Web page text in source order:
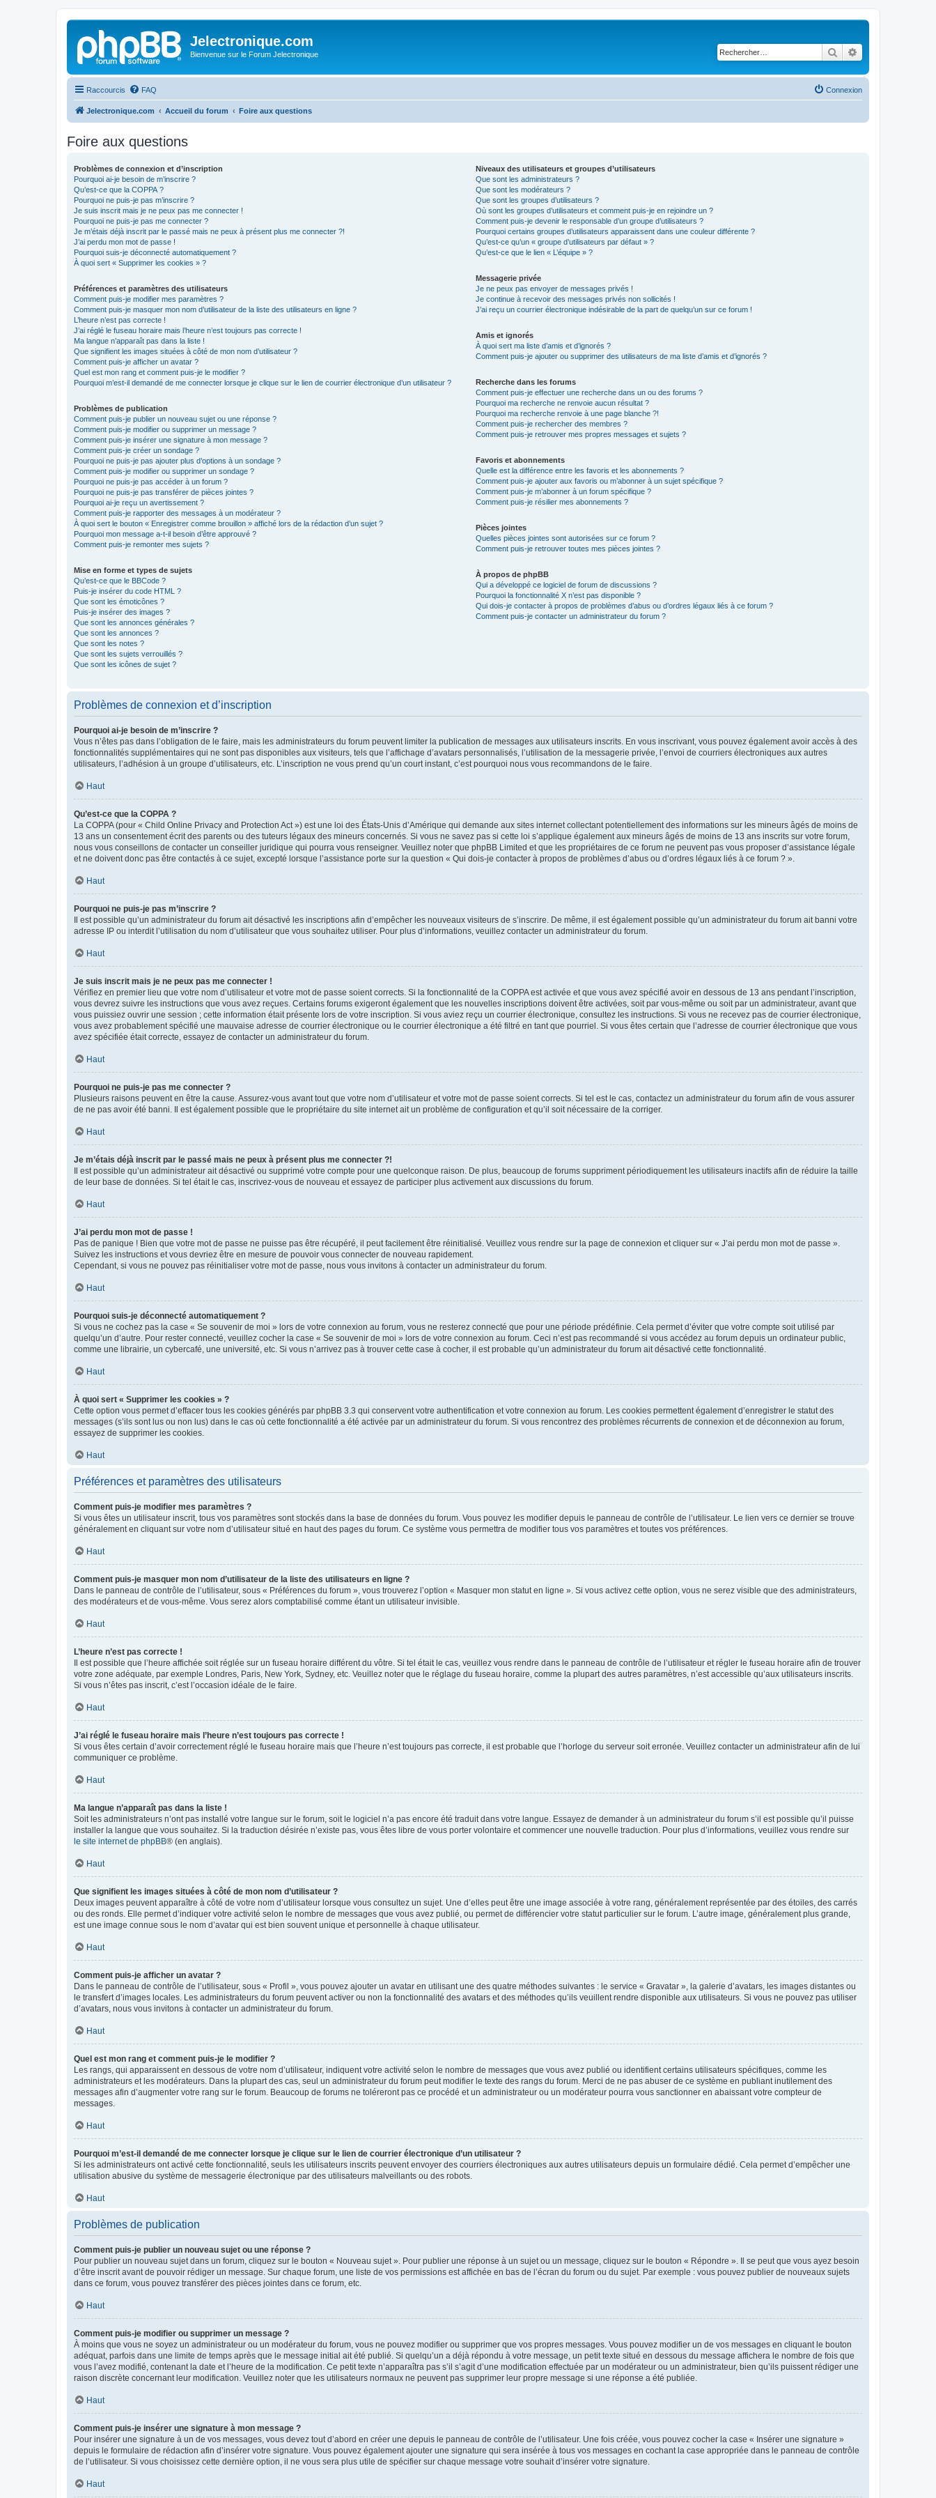
Jelectronique.com
Bienvenue sur le Forum Jelectronique Rechercher
Raccourcis FAQ Connexion
Jelectronique.com Accueil du forum Foire aux questions
Foire aux questions
Problèmes de connexion et d’inscription
Pourquoi ai-je besoin de m’inscrire ?
Qu’est-ce que la COPPA ?
Pourquoi ne puis-je pas m’inscrire ?
Je suis inscrit mais je ne peux pas me connecter !
Pourquoi ne puis-je pas me connecter ?
Je m’étais déjà inscrit par le passé mais ne peux à présent plus me connecter ?!
J’ai perdu mon mot de passe !
Pourquoi suis-je déconnecté automatiquement ?
À quoi sert « Supprimer les cookies » ?
Préférences et paramètres des utilisateurs
Comment puis-je modifier mes paramètres ?
Comment puis-je masquer mon nom d’utilisateur de la liste des utilisateurs en ligne ?
L’heure n’est pas correcte !
J’ai réglé le fuseau horaire mais l’heure n’est toujours pas correcte !
Ma langue n’apparaît pas dans la liste !
Que signifient les images situées à côté de mon nom d’utilisateur ?
Comment puis-je afficher un avatar ?
Quel est mon rang et comment puis-je le modifier ?
Pourquoi m’est-il demandé de me connecter lorsque je clique sur le lien de courrier électronique d’un utilisateur ?
Problèmes de publication
Comment puis-je publier un nouveau sujet ou une réponse ?
Comment puis-je modifier ou supprimer un message ?
Comment puis-je insérer une signature à mon message ?
Comment puis-je créer un sondage ?
Pourquoi ne puis-je pas ajouter plus d’options à un sondage ?
Comment puis-je modifier ou supprimer un sondage ?
Pourquoi ne puis-je pas accéder à un forum ?
Pourquoi ne puis-je pas transférer de pièces jointes ?
Pourquoi ai-je reçu un avertissement ?
Comment puis-je rapporter des messages à un modérateur ?
À quoi sert le bouton « Enregistrer comme brouillon » affiché lors de la rédaction d’un sujet ?
Pourquoi mon message a-t-il besoin d’être approuvé ?
Comment puis-je remonter mes sujets ?
Mise en forme et types de sujets
Qu’est-ce que le BBCode ?
Puis-je insérer du code HTML ?
Que sont les émoticônes ?
Puis-je insérer des images ?
Que sont les annonces générales ?
Que sont les annonces ?
Que sont les notes ?
Que sont les sujets verrouillés ?
Que sont les icônes de sujet ?
Niveaux des utilisateurs et groupes d’utilisateurs
Que sont les administrateurs ?
Que sont les modérateurs ?
Que sont les groupes d’utilisateurs ?
Où sont les groupes d’utilisateurs et comment puis-je en rejoindre un ?
Comment puis-je devenir le responsable d’un groupe d’utilisateurs ?
Pourquoi certains groupes d’utilisateurs apparaissent dans une couleur différente ?
Qu’est-ce qu’un « groupe d’utilisateurs par défaut » ?
Qu’est-ce que le lien « L’équipe » ?
Messagerie privée
Je ne peux pas envoyer de messages privés !
Je continue à recevoir des messages privés non sollicités !
J’ai reçu un courrier électronique indésirable de la part de quelqu’un sur ce forum !
Amis et ignorés
À quoi sert ma liste d’amis et d’ignorés ?
Comment puis-je ajouter ou supprimer des utilisateurs de ma liste d’amis et d’ignorés ?
Recherche dans les forums
Comment puis-je effectuer une recherche dans un ou des forums ?
Pourquoi ma recherche ne renvoie aucun résultat ?
Pourquoi ma recherche renvoie à une page blanche ?!
Comment puis-je rechercher des membres ?
Comment puis-je retrouver mes propres messages et sujets ?
Favoris et abonnements
Quelle est la différence entre les favoris et les abonnements ?
Comment puis-je ajouter aux favoris ou m’abonner à un sujet spécifique ?
Comment puis-je m’abonner à un forum spécifique ?
Comment puis-je résilier mes abonnements ?
Pièces jointes
Quelles pièces jointes sont autorisées sur ce forum ?
Comment puis-je retrouver toutes mes pièces jointes ?
À propos de phpBB
Qui a développé ce logiciel de forum de discussions ?
Pourquoi la fonctionnalité X n’est pas disponible ?
Qui dois-je contacter à propos de problèmes d’abus ou d’ordres légaux liés à ce forum ?
Comment puis-je contacter un administrateur du forum ?
Problèmes de connexion et d’inscription
Pourquoi ai-je besoin de m’inscrire ?
Vous n’êtes pas dans l’obligation de le faire, mais les administrateurs du forum peuvent limiter la publication de messages aux utilisateurs inscrits. En vous inscrivant, vous pouvez également avoir accès à des
fonctionnalités supplémentaires qui ne sont pas disponibles aux visiteurs, tels que l’affichage d’avatars personnalisés, l’utilisation de la messagerie privée, l’envoi de courriers électroniques aux autres
utilisateurs, l’adhésion à un groupe d’utilisateurs, etc. L’inscription ne vous prend qu’un court instant, c’est pourquoi nous vous recommandons de le faire.
Haut
Qu’est-ce que la COPPA ?
La COPPA (pour « Child Online Privacy and Protection Act ») est une loi des États-Unis d’Amérique qui demande aux sites internet collectant potentiellement des informations sur les mineurs âgés de moins de
13 ans un consentement écrit des parents ou des tuteurs légaux des mineurs concernés. Si vous ne savez pas si cette loi s’applique également aux mineurs âgés de moins de 13 ans inscrits sur votre forum,
nous vous conseillons de contacter un conseiller juridique qui pourra vous renseigner. Veuillez noter que phpBB Limited et que les propriétaires de ce forum ne peuvent pas vous proposer d’assistance légale
et ne doivent donc pas être contactés à ce sujet, excepté lorsque l’assistance porte sur la question « Qui dois-je contacter à propos de problèmes d’abus ou d’ordres légaux liés à ce forum ? ».
Haut
Pourquoi ne puis-je pas m’inscrire ?
Il est possible qu’un administrateur du forum ait désactivé les inscriptions afin d’empêcher les nouveaux visiteurs de s’inscrire. De même, il est également possible qu’un administrateur du forum ait banni votre
adresse IP ou interdit l’utilisation du nom d’utilisateur que vous souhaitez utiliser. Pour plus d’informations, veuillez contacter un administrateur du forum.
Haut
Je suis inscrit mais je ne peux pas me connecter !
Vérifiez en premier lieu que votre nom d’utilisateur et votre mot de passe soient corrects. Si la fonctionnalité de la COPPA est activée et que vous avez spécifié avoir en dessous de 13 ans pendant l’inscription,
vous devrez suivre les instructions que vous avez reçues. Certains forums exigeront également que les nouvelles inscriptions doivent être activées, soit par vous-même ou soit par un administrateur, avant que
vous puissiez ouvrir une session ; cette information était présente lors de votre inscription. Si vous aviez reçu un courrier électronique, consultez les instructions. Si vous ne recevez pas de courrier électronique,
vous avez probablement spécifié une mauvaise adresse de courrier électronique ou le courrier électronique a été filtré en tant que pourriel. Si vous êtes certain que l’adresse de courrier électronique que vous
avez spécifiée était correcte, essayez de contacter un administrateur du forum.
Haut
Pourquoi ne puis-je pas me connecter ?
Plusieurs raisons peuvent en être la cause. Assurez-vous avant tout que votre nom d’utilisateur et votre mot de passe soient corrects. Si tel est le cas, contactez un administrateur du forum afin de vous assurer
de ne pas avoir été banni. Il est également possible que le propriétaire du site internet ait un problème de configuration et qu’il soit nécessaire de la corriger.
Haut
Je m’étais déjà inscrit par le passé mais ne peux à présent plus me connecter ?!
Il est possible qu’un administrateur ait désactivé ou supprimé votre compte pour une quelconque raison. De plus, beaucoup de forums suppriment périodiquement les utilisateurs inactifs afin de réduire la taille
de leur base de données. Si tel était le cas, inscrivez-vous de nouveau et essayez de participer plus activement aux discussions du forum.
Haut
J’ai perdu mon mot de passe !
Pas de panique ! Bien que votre mot de passe ne puisse pas être récupéré, il peut facilement être réinitialisé. Veuillez vous rendre sur la page de connexion et cliquer sur « J’ai perdu mon mot de passe ».
Suivez les instructions et vous devriez être en mesure de pouvoir vous connecter de nouveau rapidement.
Cependant, si vous ne pouvez pas réinitialiser votre mot de passe, nous vous invitons à contacter un administrateur du forum.
Haut
Pourquoi suis-je déconnecté automatiquement ?
Si vous ne cochez pas la case « Se souvenir de moi » lors de votre connexion au forum, vous ne resterez connecté que pour une période prédéfinie. Cela permet d’éviter que votre compte soit utilisé par
quelqu’un d’autre. Pour rester connecté, veuillez cocher la case « Se souvenir de moi » lors de votre connexion au forum. Ceci n’est pas recommandé si vous accédez au forum depuis un ordinateur public,
comme une librairie, un cybercafé, une université, etc. Si vous n’arrivez pas à trouver cette case à cocher, il est probable qu’un administrateur du forum ait désactivé cette fonctionnalité.
Haut
À quoi sert « Supprimer les cookies » ?
Cette option vous permet d’effacer tous les cookies générés par phpBB 3.3 qui conservent votre authentification et votre connexion au forum. Les cookies permettent également d’enregistrer le statut des
messages (s’ils sont lus ou non lus) dans le cas où cette fonctionnalité a été activée par un administrateur du forum. Si vous rencontrez des problèmes récurrents de connexion et de déconnexion au forum,
essayez de supprimer les cookies.
Haut
Préférences et paramètres des utilisateurs
Comment puis-je modifier mes paramètres ?
Si vous êtes un utilisateur inscrit, tous vos paramètres sont stockés dans la base de données du forum. Vous pouvez les modifier depuis le panneau de contrôle de l’utilisateur. Le lien vers ce dernier se trouve
généralement en cliquant sur votre nom d’utilisateur situé en haut des pages du forum. Ce système vous permettra de modifier tous vos paramètres et toutes vos préférences.
Haut
Comment puis-je masquer mon nom d’utilisateur de la liste des utilisateurs en ligne ?
Dans le panneau de contrôle de l’utilisateur, sous « Préférences du forum », vous trouverez l’option « Masquer mon statut en ligne ». Si vous activez cette option, vous ne serez visible que des administrateurs,
des modérateurs et de vous-même. Vous serez alors comptabilisé comme étant un utilisateur invisible.
Haut
L’heure n’est pas correcte !
Il est possible que l’heure affichée soit réglée sur un fuseau horaire différent du vôtre. Si tel était le cas, veuillez vous rendre dans le panneau de contrôle de l’utilisateur et régler le fuseau horaire afin de trouver
votre zone adéquate, par exemple Londres, Paris, New York, Sydney, etc. Veuillez noter que le réglage du fuseau horaire, comme la plupart des autres paramètres, n’est accessible qu’aux utilisateurs inscrits.
Si vous n’êtes pas inscrit, c’est l’occasion idéale de le faire.
Haut
J’ai réglé le fuseau horaire mais l’heure n’est toujours pas correcte !
Si vous êtes certain d’avoir correctement réglé le fuseau horaire mais que l’heure n’est toujours pas correcte, il est probable que l’horloge du serveur soit erronée. Veuillez contacter un administrateur afin de lui
communiquer ce problème.
Haut
Ma langue n’apparaît pas dans la liste !
Soit les administrateurs n’ont pas installé votre langue sur le forum, soit le logiciel n’a pas encore été traduit dans votre langue. Essayez de demander à un administrateur du forum s’il est possible qu’il puisse
installer la langue que vous souhaitez. Si la traduction désirée n’existe pas, vous êtes libre de vous porter volontaire et commencer une nouvelle traduction. Pour plus d’informations, veuillez vous rendre sur
le site internet de phpBB® (en anglais).
Haut
Que signifient les images situées à côté de mon nom d’utilisateur ?
Deux images peuvent apparaître à côté de votre nom d’utilisateur lorsque vous consultez un sujet. Une d’elles peut être une image associée à votre rang, généralement représentée par des étoiles, des carrés
ou des ronds. Elle permet d’indiquer votre activité selon le nombre de messages que vous avez publié, ou permet de différencier votre statut particulier sur le forum. L’autre image, généralement plus grande,
est une image connue sous le nom d’avatar qui est bien souvent unique et personnelle à chaque utilisateur.
Haut
Comment puis-je afficher un avatar ?
Dans le panneau de contrôle de l’utilisateur, sous « Profil », vous pouvez ajouter un avatar en utilisant une des quatre méthodes suivantes : le service « Gravatar », la galerie d’avatars, les images distantes ou
le transfert d’images locales. Les administrateurs du forum peuvent activer ou non la fonctionnalité des avatars et des méthodes qu’ils veuillent rendre disponible aux utilisateurs. Si vous ne pouvez pas utiliser
d’avatars, nous vous invitons à contacter un administrateur du forum.
Haut
Quel est mon rang et comment puis-je le modifier ?
Les rangs, qui apparaissent en dessous de votre nom d’utilisateur, indiquent votre activité selon le nombre de messages que vous avez publié ou identifient certains utilisateurs spécifiques, comme les
administrateurs et les modérateurs. Dans la plupart des cas, seul un administrateur du forum peut modifier le texte des rangs du forum. Merci de ne pas abuser de ce système en publiant inutilement des
messages afin d’augmenter votre rang sur le forum. Beaucoup de forums ne toléreront pas ce procédé et un administrateur ou un modérateur pourra vous sanctionner en abaissant votre compteur de
messages.
Haut
Pourquoi m’est-il demandé de me connecter lorsque je clique sur le lien de courrier électronique d’un utilisateur ?
Si les administrateurs ont activé cette fonctionnalité, seuls les utilisateurs inscrits peuvent envoyer des courriers électroniques aux autres utilisateurs depuis un formulaire dédié. Cela permet d’empêcher une
utilisation abusive du système de messagerie électronique par des utilisateurs malveillants ou des robots.
Haut
Problèmes de publication
Comment puis-je publier un nouveau sujet ou une réponse ?
Pour publier un nouveau sujet dans un forum, cliquez sur le bouton « Nouveau sujet ». Pour publier une réponse à un sujet ou un message, cliquez sur le bouton « Répondre ». Il se peut que vous ayez besoin
d’être inscrit avant de pouvoir rédiger un message. Sur chaque forum, une liste de vos permissions est affichée en bas de l’écran du forum ou du sujet. Par exemple : vous pouvez publier de nouveaux sujets
dans ce forum, vous pouvez transférer des pièces jointes dans ce forum, etc.
Haut
Comment puis-je modifier ou supprimer un message ?
À moins que vous ne soyez un administrateur ou un modérateur du forum, vous ne pouvez modifier ou supprimer que vos propres messages. Vous pouvez modifier un de vos messages en cliquant le bouton
adéquat, parfois dans une limite de temps après que le message initial ait été publié. Si quelqu’un a déjà répondu à votre message, un petit texte situé en dessous du message affichera le nombre de fois que
vous l’avez modifié, contenant la date et l’heure de la modification. Ce petit texte n’apparaîtra pas s’il s’agit d’une modification effectuée par un modérateur ou un administrateur, bien qu’ils puissent rédiger une
raison discrète concernant leur modification. Veuillez noter que les utilisateurs normaux ne peuvent pas supprimer leur propre message si une réponse a été publiée.
Haut
Comment puis-je insérer une signature à mon message ?
Pour insérer une signature à un de vos messages, vous devez tout d’abord en créer une depuis le panneau de contrôle de l’utilisateur. Une fois créée, vous pouvez cocher la case « Insérer une signature »
depuis le formulaire de rédaction afin d’insérer votre signature. Vous pouvez également ajouter une signature qui sera insérée à tous vos messages en cochant la case appropriée dans le panneau de contrôle
de l’utilisateur. Si vous choisissez cette dernière option, il ne vous sera plus utile de spécifier sur chaque message votre souhait d’insérer votre signature.
Haut